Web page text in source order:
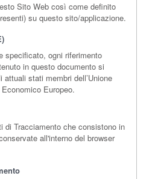
Sito Web così come definito
su questo sito/applicazione.
specificato, ogni riferimento
in questo documento si
stati membri dell’Unione
Europeo.
di Tracciamento che consistono in
all'interno del browser